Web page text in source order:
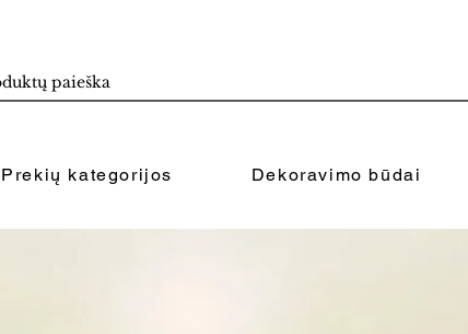
Prekių kategorijos Dekoravimo būdai